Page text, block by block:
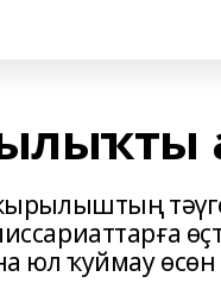
юл ҡуймау өсөн